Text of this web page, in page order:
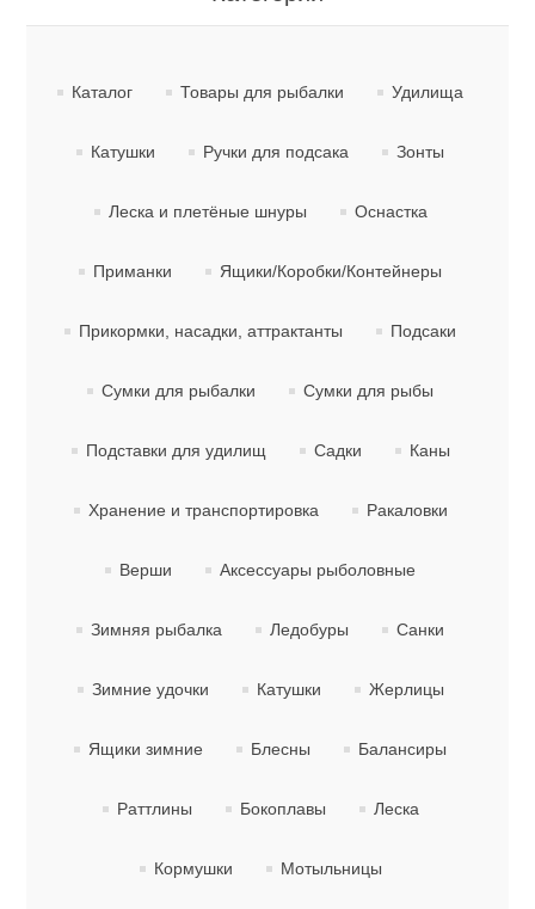
Аксессуары для лодок
Каталог Товары для рыбалки Удилища
Катушки Ручки для подсака Зонты
Леска и плетёные шнуры Оснастка
Приманки Ящики/Коробки/Контейнеры
Прикормки, насадки, аттрактанты Подсаки
Сумки для рыбалки Сумки для рыбы
Подставки для удилищ Садки Каны
Хранение и транспортировка Ракаловки
Верши Аксессуары рыболовные
Зимняя рыбалка Ледобуры Санки
Зимние удочки Катушки Жерлицы
Ящики зимние Блесны Балансиры
Раттлины Бокоплавы Леска
Кормушки Мотыльницы